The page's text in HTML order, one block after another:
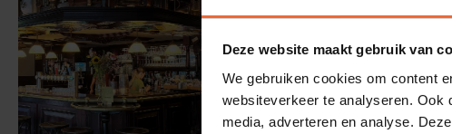
Deze website maakt gebruik van
We gebruiken cookies om content
websiteverkeer te analyseren. Ook
media, adverteren en analyse.